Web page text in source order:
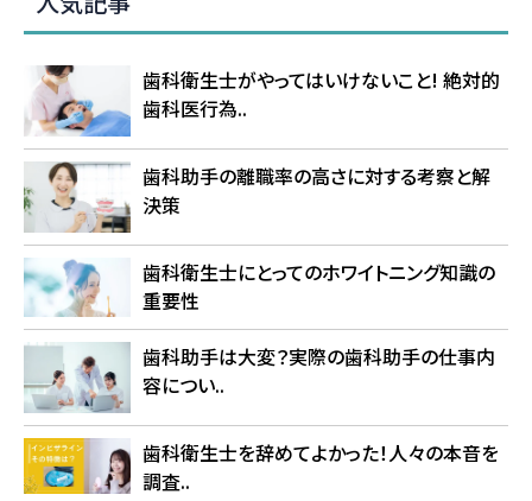
歯科衛生士がやってはいけないこと! 絶対的
歯科医行為..
歯科助手の離職率の高さに対する考察と解
決策
歯科衛生士にとってのホワイトニング知識の
重要性
歯科助手は大変？実際の歯科助手の仕事内
容につい..
歯科衛生士を辞めてよかった！人々の本音を
調査..